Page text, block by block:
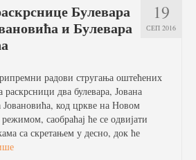
19
СЕП 2016
Булевара
и Булевара
радови стругања оштећених
раскрсници два булевара, Јована
код цркве на Новом
саобраћај ће се одвијати
са скретањем у десно, док ће